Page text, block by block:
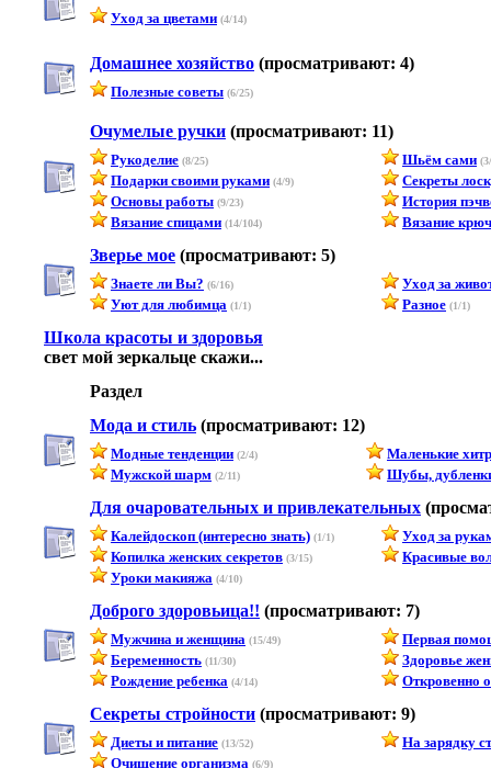
Уход за цветами (4/14)
Домашнее хозяйство (просматривают: 4)
Полезные советы (6/25)
Очумелые ручки (просматривают: 11)
Рукоделие (8/25) Шьём сами
Подарки своими руками (4/9)
Секреты
Основы работы (9/23)
История
Вязание спицами (14/104) Вязание
Зверье мое (просматривают: 5)
Знаете ли Вы? (6/16)
Уход за
Уют для любимца (1/1) Разное (1/1)
Школа красоты и здоровья
свет мой зеркальце скажи...
Раздел
Мода и стиль (просматривают: 12)
Модные тенденции (2/4)
Маленькие
Мужской шарм (2/11) Шубы,
Для очаровательных и привлекательных
Калейдоскоп (интересно знать) (1/1)
Уход за
Копилка женских секретов (3/15)
Красивые
Уроки макияжа (4/10)
Доброго здоровьица!! (просматривают: 7)
Мужчина и женщина (15/49)
Первая
Беременность (11/30)
Здоровье
Рождение ребенка (4/14) Откровенно
Секреты стройности (просматривают: 9)
Диеты и питание (13/52)
На зарядку
Очищение организма (6/9)